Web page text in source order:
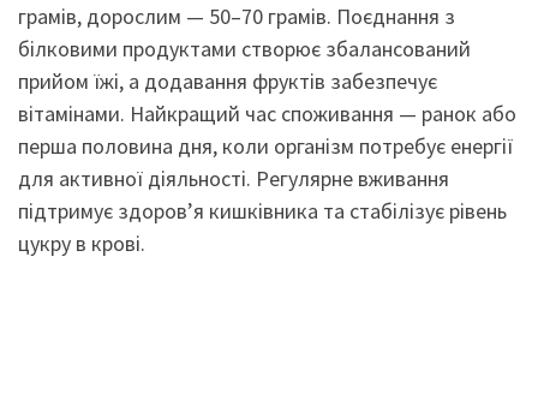
грамів, дорослим — 50–70 грамів. Поєднання з
білковими продуктами створює збалансований
прийом їжі, а додавання фруктів забезпечує
вітамінами. Найкращий час споживання — ранок або
перша половина дня, коли організм потребує енергії
для активної діяльності. Регулярне вживання
підтримує здоров’я кишківника та стабілізує рівень
цукру в крові.